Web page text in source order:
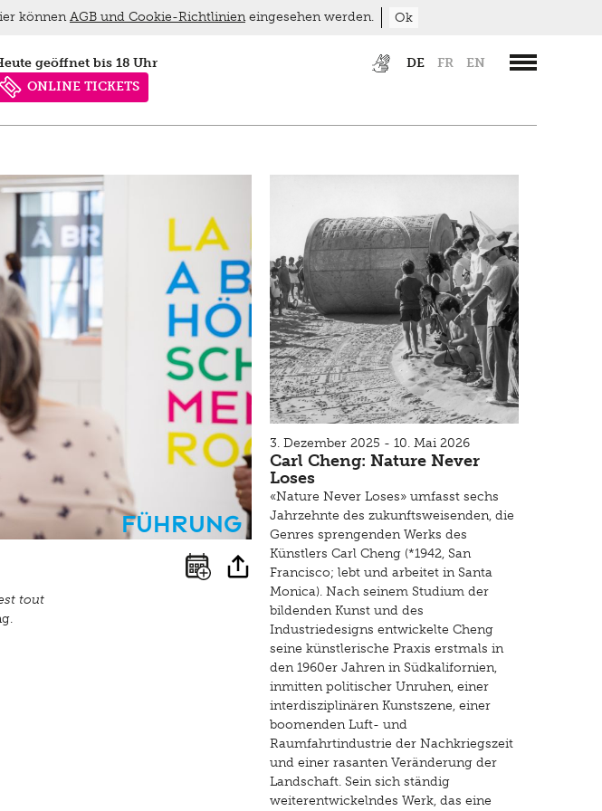
DE FR EN
heute geöffnet bis 18 Uhr
ONLINE TICKETS
Führung
tout
3. Dezember 2025 - 10. Mai 2026
Carl Cheng: Nature Never
Loses
«Nature Never Loses» umfasst sechs
Jahrzehnte des zukunftsweisenden, die
Genres sprengenden Werks des
Künstlers Carl Cheng (*1942, San
Francisco; lebt und arbeitet in Santa
Monica). Nach seinem Studium der
bildenden Kunst und des
Industriedesigns entwickelte Cheng
seine künstlerische Praxis erstmals in
den 1960er Jahren in Südkalifornien,
inmitten politischer Unruhen, einer
interdisziplinären Kunstszene, einer
boomenden Luft- und
Raumfahrtindustrie der Nachkriegszeit
und einer rasanten Veränderung der
Landschaft. Sein sich ständig
weiterentwickelndes Werk, das eine
könnenAGB und Cookie-Richtlinieneingesehen werden. Ok